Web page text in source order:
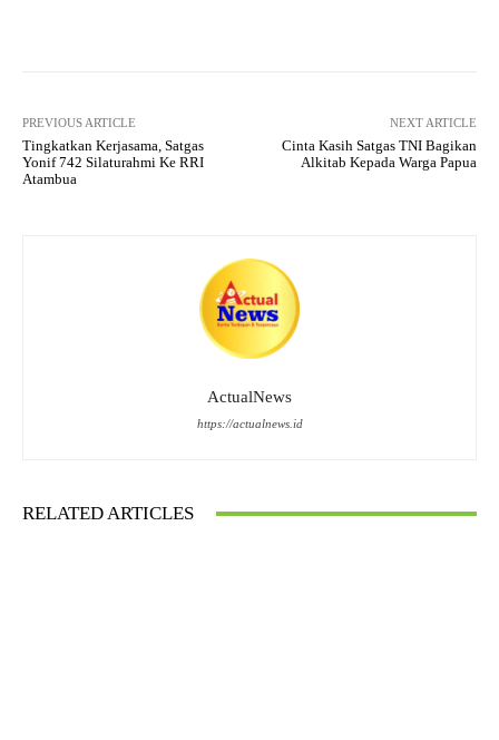
PREVIOUS ARTICLE
Tingkatkan Kerjasama, Satgas
Yonif 742 Silaturahmi Ke RRI
Atambua
NEXT ARTICLE
Cinta Kasih Satgas TNI Bagikan
Alkitab Kepada Warga Papua
ActualNews
https://actualnews.id
RELATED ARTICLES